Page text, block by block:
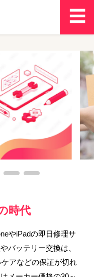
時代
やiPadの即日修理サ
バッテリー交換は、
アなどの保証が切れ